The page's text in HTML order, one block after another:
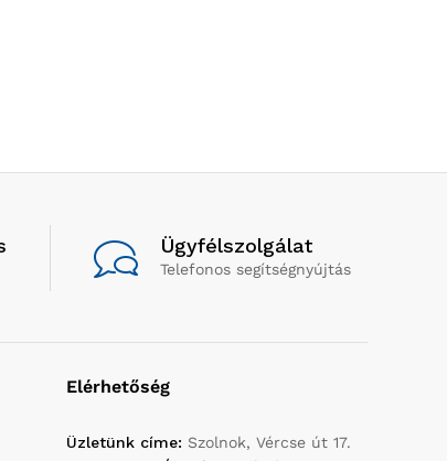
Ügyfélszolgálat
Telefonos segítségnyújtás
Elérhetőség
Üzletünk címe: Szolnok, Vércse út 17.